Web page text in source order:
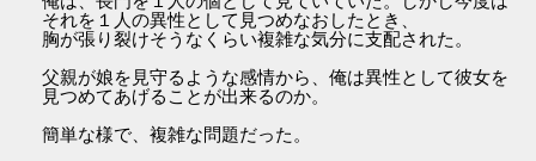
それを１人の異性として見つめなおしたとき、
胸が張り裂けそうなくらい複雑な気分に支配された。
父親が娘を見守るような感情から、俺は異性として彼女を
見つめてあげることが出来るのか。
簡単な様で、複雑な問題だった。